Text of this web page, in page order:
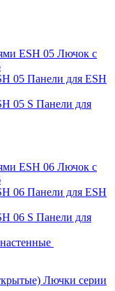
Лючок с
Панели для ESH
Панели для
Лючок с
Панели для ESH
Панели для
Лючки серии